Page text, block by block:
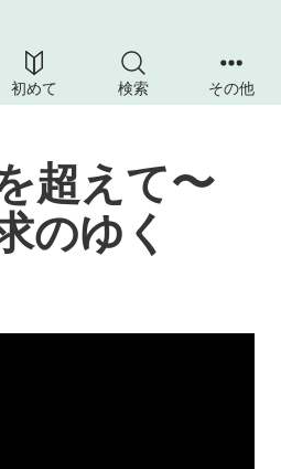
初めて 検索 その他
超えて〜
のゆく